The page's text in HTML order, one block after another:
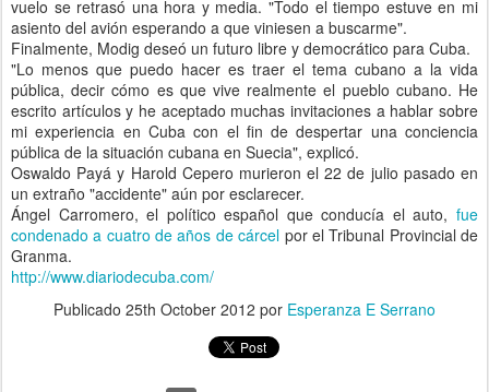
vuelo se retrasó una hora y media. "Todo el tiempo estuve en mi
asiento del avión esperando a que viniesen a buscarme".
Finalmente, Modig deseó un futuro libre y democrático para Cuba.
"Lo menos que puedo hacer es traer el tema cubano a la vida
pública, decir cómo es que vive realmente el pueblo cubano. He
escrito artículos y he aceptado muchas invitaciones a hablar sobre
mi experiencia en Cuba con el fin de despertar una conciencia
pública de la situación cubana en Suecia", explicó.
Oswaldo Payá y Harold Cepero murieron el 22 de julio pasado en
un extraño "accidente" aún por esclarecer.
Ángel Carromero, el político español que conducía el auto, fue
condenado a cuatro de años de cárcel por el Tribunal Provincial de
Granma.
http://www.diariodecuba.com/
Publicado 25th October 2012 por Esperanza E Serrano